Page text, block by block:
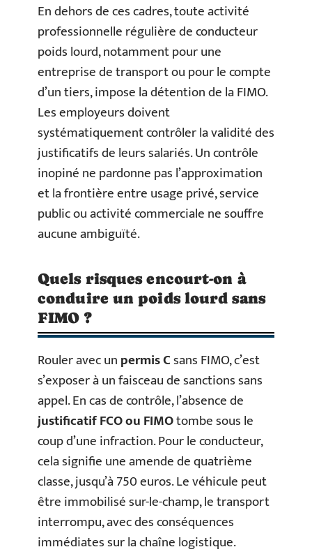
En dehors de ces cadres, toute activité
professionnelle régulière de conducteur
poids lourd, notamment pour une
entreprise de transport ou pour le compte
d’un tiers, impose la détention de la FIMO.
Les employeurs doivent
systématiquement contrôler la validité des
justificatifs de leurs salariés. Un contrôle
inopiné ne pardonne pas l’approximation
et la frontière entre usage privé, service
public ou activité commerciale ne souffre
aucune ambiguïté.
Quels risques encourt-on à
conduire un poids lourd sans
FIMO ?
Rouler avec unpermis Csans FIMO, c’est
s’exposer à un faisceau de sanctions sans
appel. En cas de contrôle, l’absence de
justificatif FCO ou FIMOtombe sous le
coup d’une infraction. Pour le conducteur,
cela signifie une amende de quatrième
classe, jusqu’à 750 euros. Le véhicule peut
être immobilisé sur-le-champ, le transport
interrompu, avec des conséquences
immédiates sur la chaîne logistique.